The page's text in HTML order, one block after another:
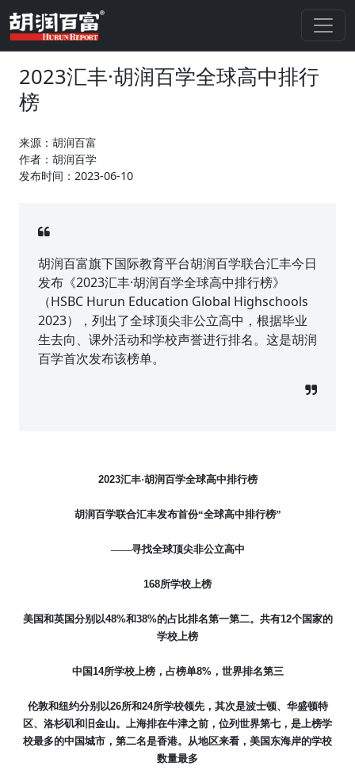
2023汇丰·胡润百学全球高中排行
榜
来源：胡润百富
作者：胡润百学
发布时间：2023-06-10
胡润百富旗下国际教育平台胡润百学联合汇丰今日
发布《2023汇丰·胡润百学全球高中排行榜》
（HSBC Hurun Education Global Highschools
2023），列出了全球顶尖非公立高中，根据毕业
生去向、课外活动和学校声誉进行排名。这是胡润
百学首次发布该榜单。
2023汇丰·胡润百学全球高中排行榜
胡润百学联合汇丰发布首份“全球高中排行榜”
——寻找全球顶尖非公立高中
168所学校上榜
美国和英国分别以48%和38%的占比排名第一第二。共有12个国家的
学校上榜
中国14所学校上榜，占榜单8%，世界排名第三
伦敦和纽约分别以26所和24所学校领先，其次是波士顿、华盛顿特
区、洛杉矶和旧金山。上海排在牛津之前，位列世界第七，是上榜学
校最多的中国城市，第二名是香港。从地区来看，美国东海岸的学校
数量最多